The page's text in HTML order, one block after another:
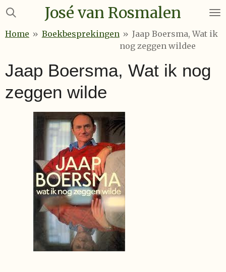
Ga
naar
José van Rosmalen
Home » Boekbesprekingen » Jaap Boersma, Wat ik
nog zeggen wildee
Jaap Boersma, Wat ik nog
zeggen wilde